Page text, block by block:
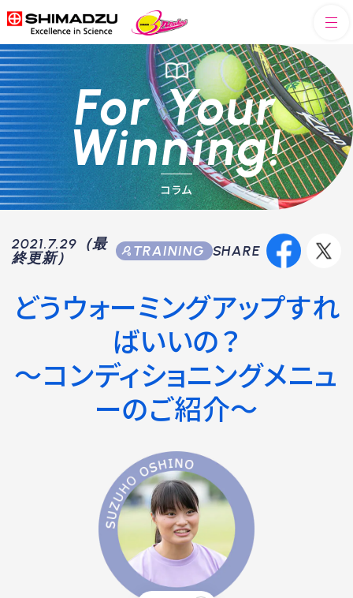
For Your
Winning!
コラム
2021.7.29（最
終更新）
TRAINING SHARE
どうウォーミングアップすれ
ばいいの？
～コンディショニングメニュ
ーのご紹介～